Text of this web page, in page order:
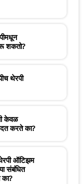
शकतो?
थेरपी
केवळ
करते का?
ऑटिझम
संबंधित